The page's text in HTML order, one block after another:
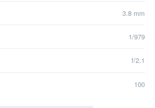
3.8 mm
1/979
f/2.1
100